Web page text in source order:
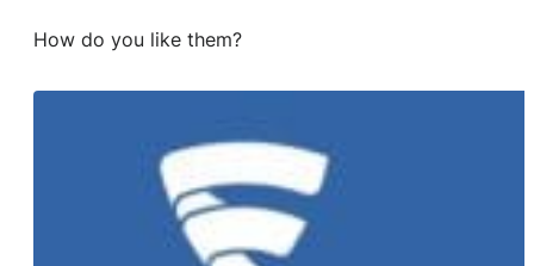
How do you like them?